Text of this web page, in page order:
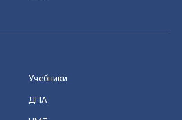
Учебники
ДПА